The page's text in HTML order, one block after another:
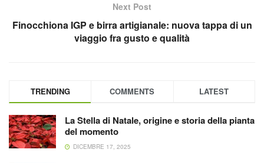
Next Post
Finocchiona IGP e birra artigianale: nuova tappa di un
viaggio fra gusto e qualità
TRENDING COMMENTS LATEST
La Stella di Natale, origine e storia della pianta
del momento
DICEMBRE 17, 2025